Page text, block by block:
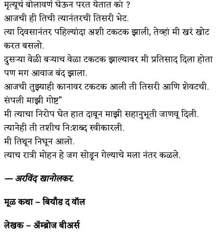
मृत्यूचं बोलावणं घेऊन परत येतात कां ?
आजची ही तिची त्यानंतरची तिसरी भेट.
त्या दिवसानंतर पहिल्यांदा अशी टकटक झाली, तेव्हां मी खरं खोट
करत बसलो.
दुसऱ्या वेळी बऱ्याच वेळा टकटक झाल्यावर मी प्रतिसाद दिला होता
पण मग आवाज बंद झाला.
आजची तुझ्याही कानावर टकटक आली ती तिसरी आणि शेवटची.
संपली माझी गोष्ट”
मी त्याचा निरोप घेत हात दाबून माझी सहानुभूती जाणवू दिली.
त्यानेही ती तशीच नि:शब्द स्वीकारली.
मी तिथून निघून आलो.
त्याच रात्री मोहन हे जग सोडून गेल्याचे मला नंतर कळले.
— अरविंद खानोलकर.
मूळ कथा – बियाँड द वॉल
लेखक – ॲम्ब्रोज बीअर्स